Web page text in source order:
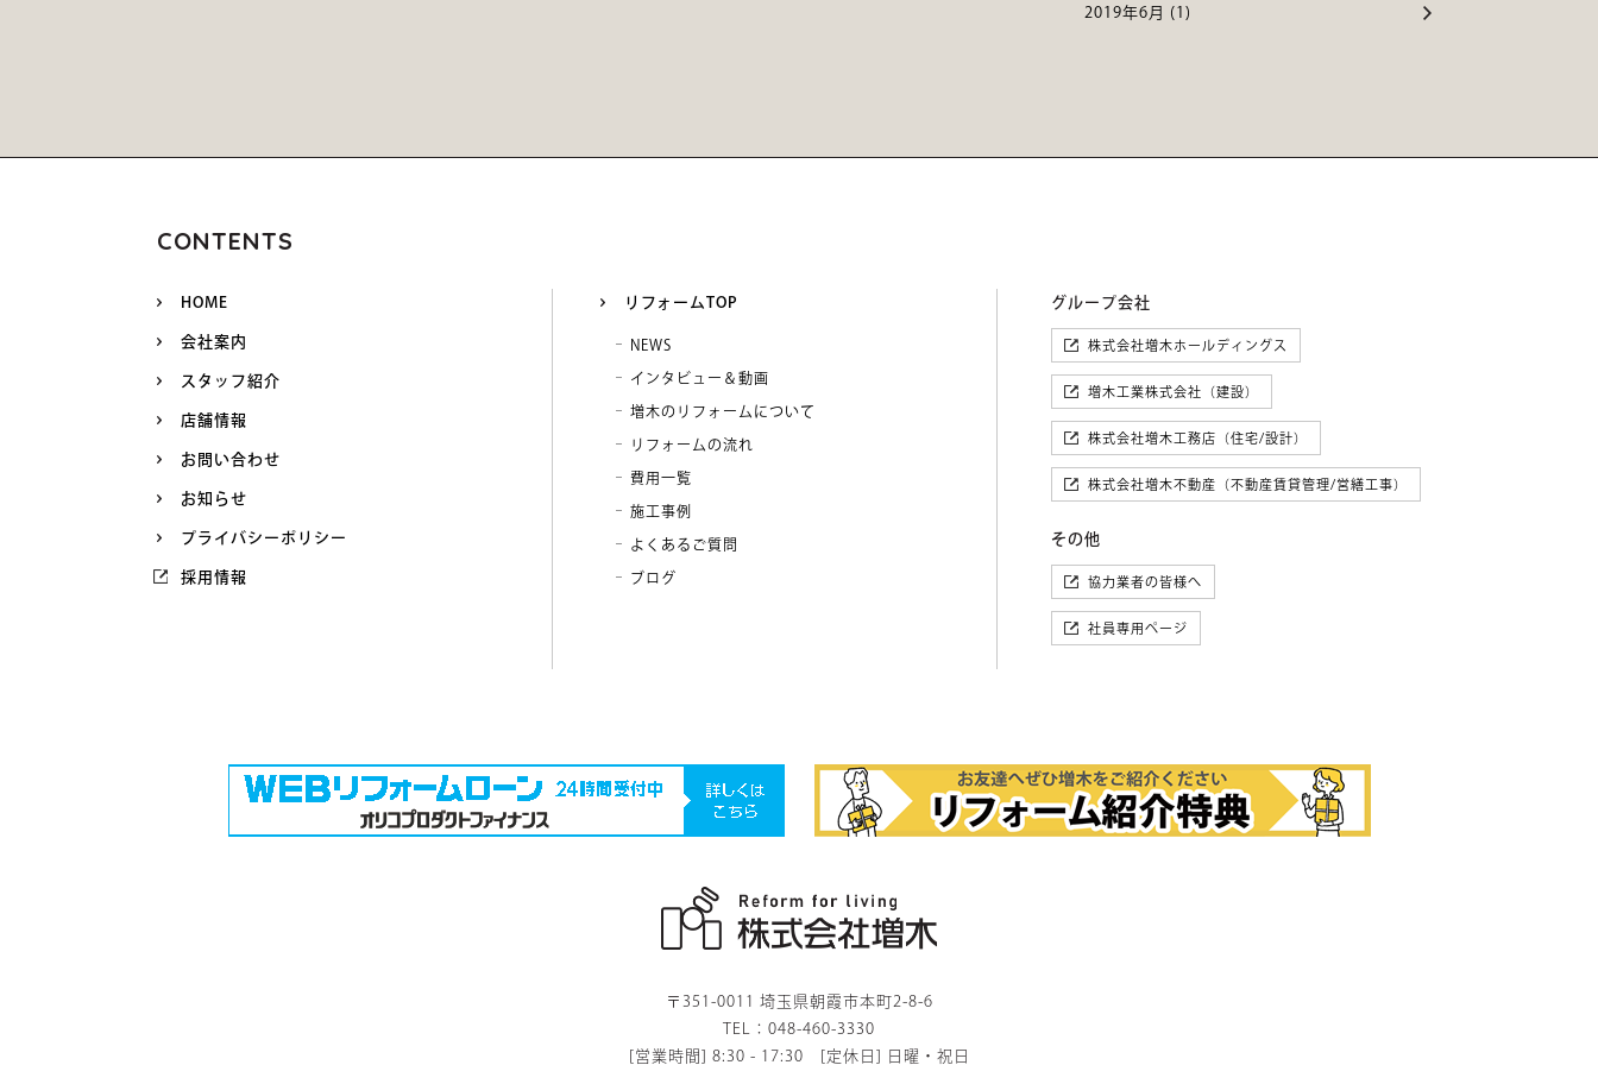
2019年6月 (1)
CONTENTS
HOME
会社案内
スタッフ紹介
店舗情報
お問い合わせ
お知らせ
プライバシーポリシー
採用情報
リフォームTOP
NEWS
インタビュー＆動画
増木のリフォームについて
リフォームの流れ
費用一覧
施工事例
よくあるご質問
ブログ
グループ会社
株式会社増木ホールディングス
増木工業株式会社（建設）
株式会社増木工務店（住宅/設計）
株式会社増木不動産（不動産賃貸管理/営繕工事）
その他
協力業者の皆様へ
社員専用ページ
〒351-0011 埼玉県朝霞市本町2-8-6
TEL：048-460-3330
[営業時間] 8:30 - 17:30 [定休日] 日曜・祝日